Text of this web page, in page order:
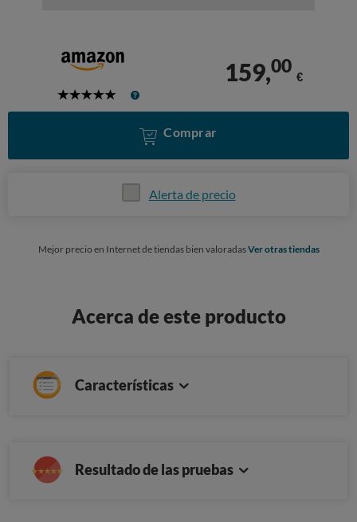
5
159,00
€
Comprar
Alerta de precio
Mejor precio en Internet de tiendas bien valoradasVer otras tiendas
Acerca de este producto
Características
Resultado de las pruebas